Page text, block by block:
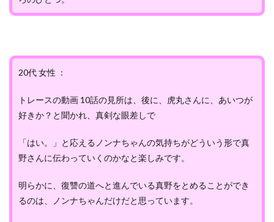
20代 女性 ：
トレースの動画 10話の見所は、後に、虎丸さんに、あいつが
好きか？と聞かれ、真剣な眼差しで
「はい。」と応えるノンナちゃんの気持ちがどういう形で真
野さんに伝わっていくのかなと楽しみです。
明らかに、復讐の道へと進んでいる真野をとめることができ
るのは、ノンナちゃんだけだと思っています。